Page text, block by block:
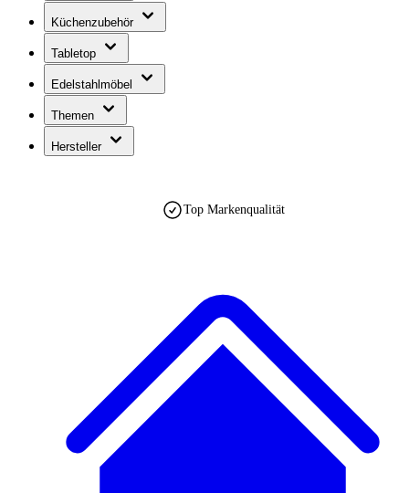
Küchenzubehör
Tabletop
Edelstahlmöbel
Themen
Hersteller
Top Markenqualität